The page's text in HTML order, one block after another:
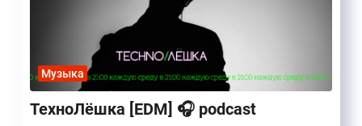
Музыка
ТехноЛёшка [EDM] 🎧 podcast